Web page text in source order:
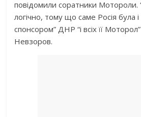
повідомили соратники
логічно, тому що саме Росія була
спонсором” ДНР “і всіх її
Невзоров.